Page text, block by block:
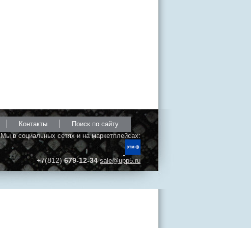
Контакты Поиск по сайту
Мы в социальных сетях и на маркетплейсах:
+7(812)679-12-34sale@upp5.ru